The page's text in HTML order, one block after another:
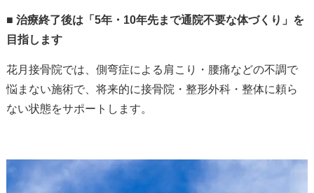
■ 治療終了後は「 5年・ 10年先まで通院不要な体づくり」を
目指します
花月接骨院では、側弯症による肩こり・腰痛などの不調で
悩まない施術で、将来的に接骨院・整形外科・整体に頼ら
ない状態をサポートします。